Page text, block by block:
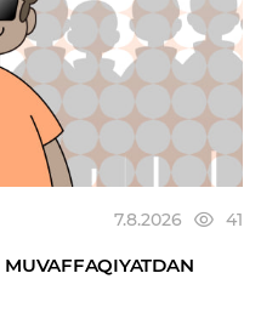
7.8.2026 41